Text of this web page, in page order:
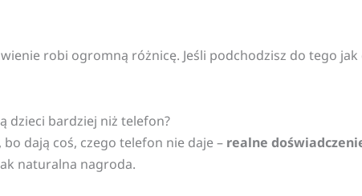
robi ogromną różnicę. Jeśli podchodzisz do tego
dzieci bardziej niż telefon?
dają coś, czego telefon nie daje – realne
naturalna nagroda.